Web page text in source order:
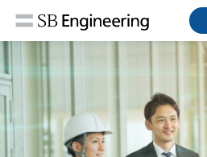
導入事例
コラム